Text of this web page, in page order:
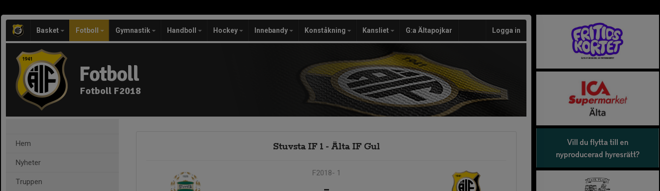
Basket Fotboll Gymnastik Handboll Hockey Innebandy Konståkning Kansliet G:a Ältapojkar Logga in
Fotboll
Fotboll F2018
Hem
Nyheter
Truppen
Stuvsta IF 1 - Älta IF Gul
F2018- 1